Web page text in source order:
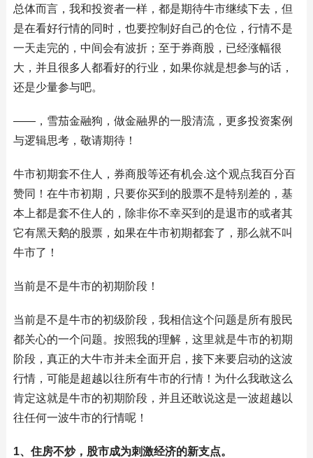
总体而言，我和投资者一样，都是期待牛市继续下去，但
是在看好行情的同时，也要控制好自己的仓位，行情不是
一天走完的，中间会有波折；至于券商股，已经涨幅很
大，并且很多人都看好的行业，如果你就是想参与的话，
还是少量参与吧。
——，雪茄金融狗，做金融界的一股清流，更多投资案例
与逻辑思考，敬请期待！
牛市初期套不住人，券商股等还有机会.这个观点我百分百
赞同！在牛市初期，只要你买到的股票不是特别差的，基
本上都是套不住人的，除非你不幸买到的是退市的或者其
它有黑天鹅的股票，如果在牛市初期都套了，那么就不叫
牛市了！
当前是不是牛市的初期阶段！
当前是不是牛市的初级阶段，我相信这个问题是所有股民
都关心的一个问题。按照我的理解，这里就是牛市的初期
阶段，真正的大牛市并未全面开启，接下来要启动的这波
行情，可能是超越以往所有牛市的行情！为什么我敢这么
肯定这就是牛市的初期阶段，并且还敢说这是一波超越以
往任何一波牛市的行情呢！
1、住房不炒，股市成为刺激经济的新支点。